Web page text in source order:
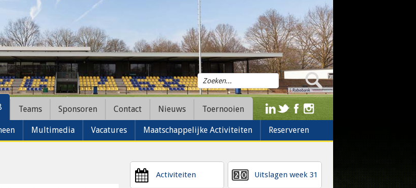
Multimedia Vacatures Maatschappelijke Activiteiten Reserveren
Teams Sponsoren Contact Nieuws Toernooien
Activiteiten Uitslagen week 31